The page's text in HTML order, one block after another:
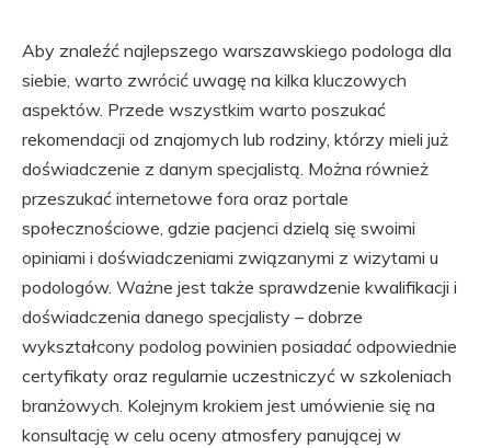
Aby znaleźć najlepszego warszawskiego podologa dla
siebie, warto zwrócić uwagę na kilka kluczowych
aspektów. Przede wszystkim warto poszukać
rekomendacji od znajomych lub rodziny, którzy mieli już
doświadczenie z danym specjalistą. Można również
przeszukać internetowe fora oraz portale
społecznościowe, gdzie pacjenci dzielą się swoimi
opiniami i doświadczeniami związanymi z wizytami u
podologów. Ważne jest także sprawdzenie kwalifikacji i
doświadczenia danego specjalisty – dobrze
wykształcony podolog powinien posiadać odpowiednie
certyfikaty oraz regularnie uczestniczyć w szkoleniach
branżowych. Kolejnym krokiem jest umówienie się na
konsultację w celu oceny atmosfery panującej w